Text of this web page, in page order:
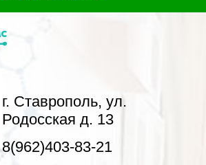
г. Ставрополь, ул.
Родосская д. 13
8(962)403-83-21